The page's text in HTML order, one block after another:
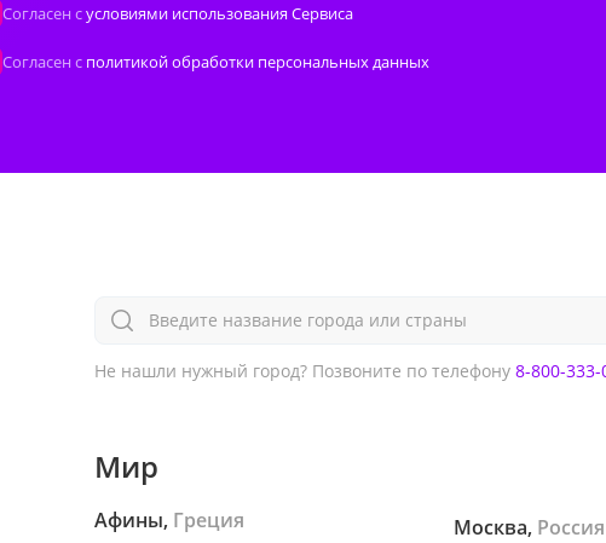
Согласен сусловиями использования Сервиса
Согласен с политикой обработки персональных данных
Введите название города или страны
Мир
Афины, Греция
Москва, Россия
Не нашли нужный город? Позвоните по телефону 8-800-333-